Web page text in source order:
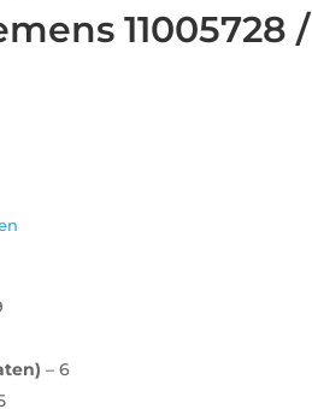
11005728 /
– 6